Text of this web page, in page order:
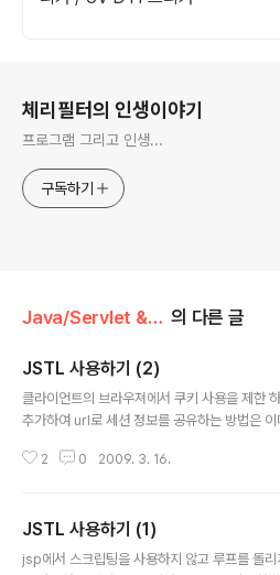
체리필터의 인생이야기
프로그램 그리고 인생...
구독하기
Java/Servlet & JSP 의 다른 글
JSTL 사용하기 (2)
클라이언트의 브라우져에서 쿠키 사용을 제
추가하여 url로 세션 정보를 공유하는 방법은
eerTest.do"); jstl 위와 같이 하게 되면 url 뒤
first에 설정 된 값에 있는 공백과 같은 값이 인
지 만들기 오류 메시지를 그대로 보여주지 않고
2 0 2009. 3. 16.
JSTL 사용하기 (1)
jsp에서 스크립팅을 사용하지 않고 루프를 돌